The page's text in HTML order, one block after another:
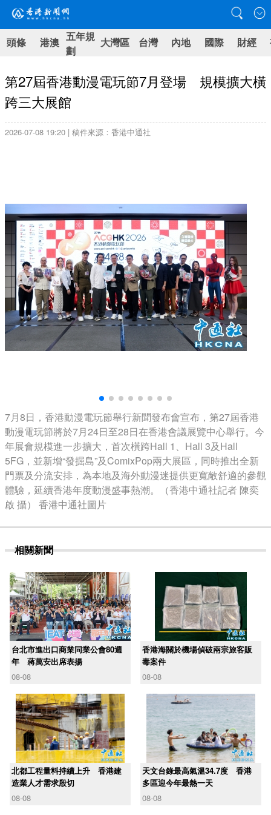
頭條 港澳 五年規
劃
大灣區 台灣 內地 國際 財經
第27屆香港動漫電玩節7月登場 規模擴大橫
跨三大展館
2026-07-08 19:20 | 稿件來源：香港中通社
7月8日，香港動漫電玩節舉行新聞發布會宣布，第27屆香港
動漫電玩節將於7月24日至28日在香港會議展覽中心舉行。今
年展會規模進一步擴大，首次橫跨Hall 1、Hall 3及Hall
5FG，並新增“發掘島”及ComixPop兩大展區，同時推出全新
門票及分流安排，為本地及海外動漫迷提供更寬敞舒適的參觀
體驗，延續香港年度動漫盛事熱潮。（香港中通社記者 陳奕
啟 攝） 香港中通社圖片
相關新聞
台北市進出口商業同業公會80週
年 蔣萬安出席表揚
08-08
香港海關於機場偵破兩宗旅客販
毒案件
08-08
北都工程量料持續上升 香港建
造業人才需求殷切
08-08
天文台錄最高氣溫34.7度 香港
多區迎今年最熱一天
08-08